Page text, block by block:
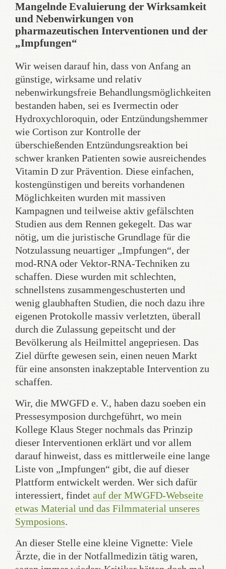
Mangelnde Evaluierung der Wirksamkeit
und Nebenwirkungen von
pharmazeutischen Interventionen und der
„Impfungen“
Wir weisen darauf hin, dass von Anfang an
günstige, wirksame und relativ
nebenwirkungsfreie Behandlungsmöglichkeiten
bestanden haben, sei es Ivermectin oder
Hydroxychloroquin, oder Entzündungshemmer
wie Cortison zur Kontrolle der
überschießenden Entzündungsreaktion bei
schwer kranken Patienten sowie ausreichendes
Vitamin D zur Prävention. Diese einfachen,
kostengünstigen und bereits vorhandenen
Möglichkeiten wurden mit massiven
Kampagnen und teilweise aktiv gefälschten
Studien aus dem Rennen gekegelt. Das war
nötig, um die juristische Grundlage für die
Notzulassung neuartiger „Impfungen“, der
mod-RNA oder Vektor-RNA-Techniken zu
schaffen. Diese wurden mit schlechten,
schnellstens zusammengeschusterten und
wenig glaubhaften Studien, die noch dazu ihre
eigenen Protokolle massiv verletzten, überall
durch die Zulassung gepeitscht und der
Bevölkerung als Heilmittel angepriesen. Das
Ziel dürfte gewesen sein, einen neuen Markt
für eine ansonsten inakzeptable Intervention zu
schaffen.
Wir, die MWGFD e. V., haben dazu soeben ein
Pressesymposion durchgeführt, wo mein
Kollege Klaus Steger nochmals das Prinzip
dieser Interventionen erklärt und vor allem
darauf hinweist, dass es mittlerweile eine lange
Liste von „Impfungen“ gibt, die auf dieser
Plattform entwickelt werden. Wer sich dafür
interessiert, findet auf der MWGFD-Webseite
etwas Material und das Filmmaterial unseres
Symposions.
An dieser Stelle eine kleine Vignette: Viele
Ärzte, die in der Notfallmedizin tätig waren,